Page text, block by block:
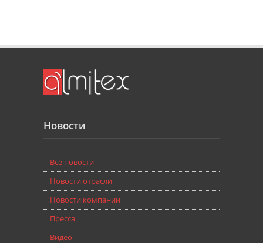
Новости
Bce новости
Новости отрасли
Новости компании
Пресса
Видео